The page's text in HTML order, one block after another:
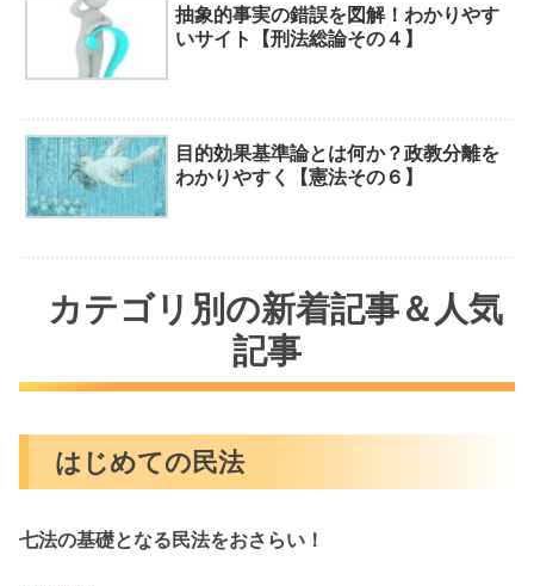
抽象的事実の錯誤を図解！わかりやす
いサイト【刑法総論その４】
目的効果基準論とは何か？政教分離を
わかりやすく【憲法その６】
カテゴリ別の新着記事＆人気
記事
はじめての民法
七法の基礎となる民法をおさらい！